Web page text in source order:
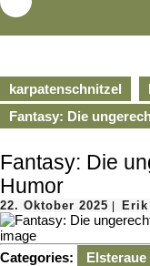
karpatenschnitzel
Fantasy: Die
Fantasy: Die
Humor
22. Oktober 2025 22.
2025
Categories: Elsteraue